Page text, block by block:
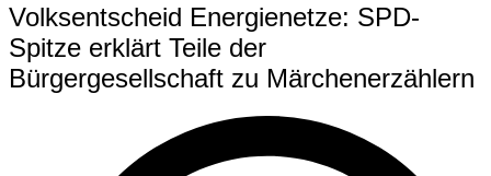
Volksentscheid Energienetze: SPD-
Spitze erklärt Teile der
Bürgergesellschaft zu Märchenerzählern